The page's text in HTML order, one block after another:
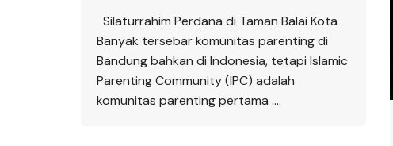
Silaturrahim Perdana di Taman Balai Kota
Banyak tersebar komunitas parenting di
Bandung bahkan di Indonesia, tetapi Islamic
Parenting Community (IPC) adalah
komunitas parenting pertama ….